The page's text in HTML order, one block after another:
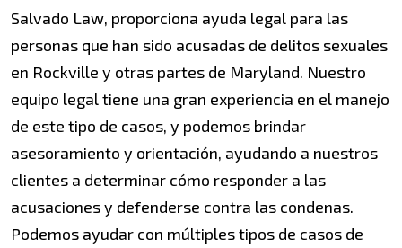
Salvado Law, proporciona ayuda legal para las
personas que han sido acusadas de delitos sexuales
en Rockville y otras partes de Maryland. Nuestro
equipo legal tiene una gran experiencia en el manejo
de este tipo de casos, y podemos brindar
asesoramiento y orientación, ayudando a nuestros
clientes a determinar cómo responder a las
acusaciones y defenderse contra las condenas.
Podemos ayudar con múltiples tipos de casos de